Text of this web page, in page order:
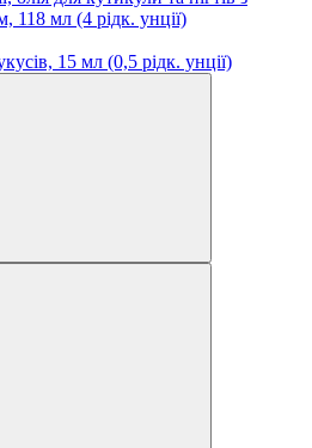
118 мл (4 рідк. унції)